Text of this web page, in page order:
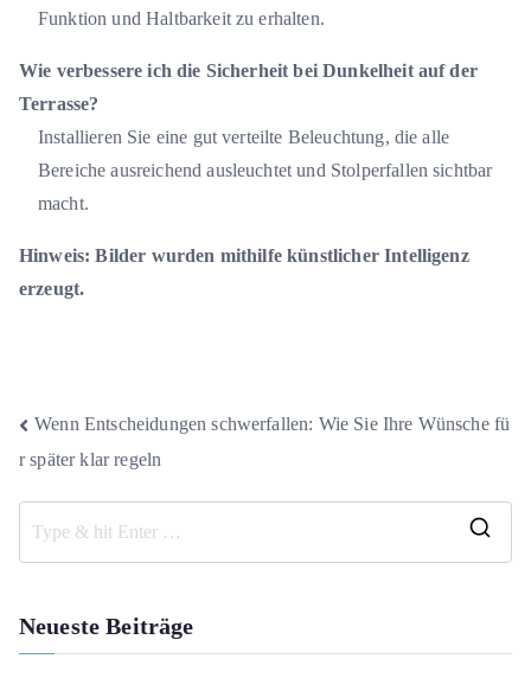
Funktion und Haltbarkeit zu erhalten.
Wie verbessere ich die Sicherheit bei Dunkelheit auf der
Terrasse?
Installieren Sie eine gut verteilte Beleuchtung, die alle
Bereiche ausreichend ausleuchtet und Stolperfallen sichtbar
macht.
Hinweis: Bilder wurden mithilfe künstlicher Intelligenz
erzeugt.
Beitragsnavigation
Wenn Entscheidungen schwerfallen: Wie Sie Ihre Wünsche fü
r später klar regeln
Neueste Beiträge